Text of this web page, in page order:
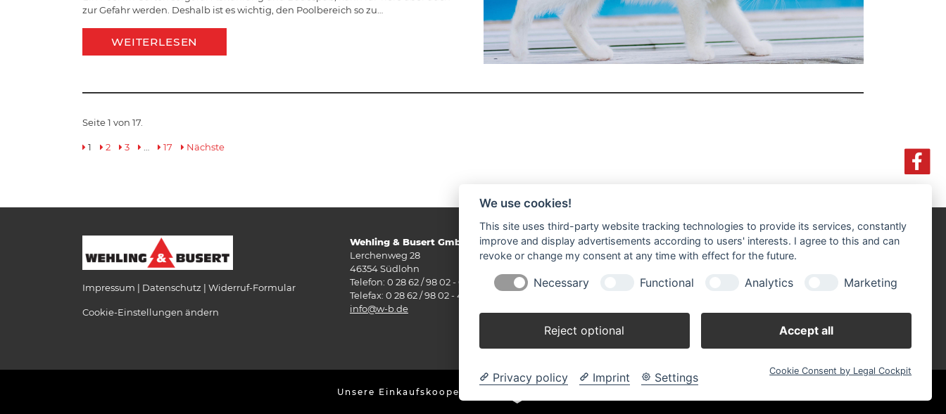
zur Gefahr werden. Deshalb ist es wichtig, den Poolbereich so zu…
WEITERLESEN
Seite 1 von 17.
1 2 3 17 Nächste
Impressum Datenschutz Widerruf-Formular
Cookie-Einstellungen ändern
Wehling & Busert GmbH
Lerchenweg 28
46354 Südlohn
Telefon: 0 28 62 / 98 02 - 0
Telefax: 0 28 62 / 98 02 - 420
info@w-b.de
Öffnungszeiten:
Montag - Freitag 07.00 - 17.00 Uhr
Unsere Einkaufskooperation
We use cookies!
This site uses third-party website tracking technologies to provide its services, constantly
improve and display advertisements according to users' interests. I agree to this and can
revoke or change my consent at any time with effect for the future.
Necessary Functional Analytics Marketing
Reject optional Accept all
Privacy policy Imprint Settings Cookie Consent by Legal Cockpit